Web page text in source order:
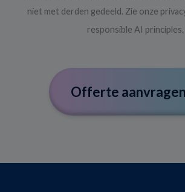
niet met derden gedeeld. Zie onze
responsible AI principles.
Offerte aanvragen